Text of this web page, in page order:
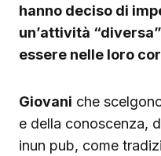
hanno deciso di
un’attività
essere nelle loro
Giovani che
e della conoscenza,
inun pub, come